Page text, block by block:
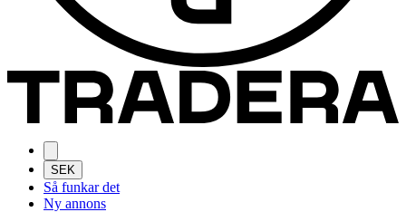
SEK
Så funkar det
Ny annons